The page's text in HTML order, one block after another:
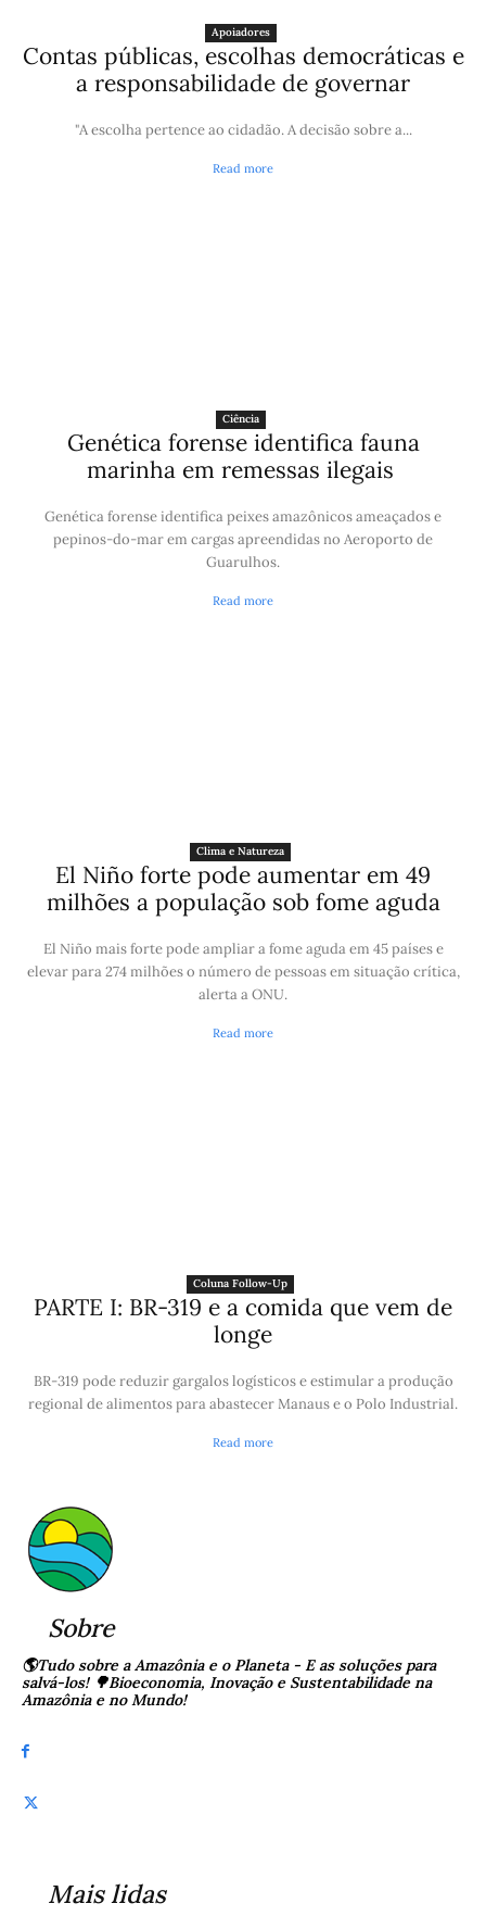
Apoiadores
Contas públicas, escolhas democráticas e
a responsabilidade de governar
"A escolha pertence ao cidadão. A decisão sobre a...
Read more
Ciência
Genética forense identifica fauna
marinha em remessas ilegais
Genética forense identifica peixes amazônicos ameaçados e
pepinos-do-mar em cargas apreendidas no Aeroporto de
Guarulhos.
Read more
Clima e Natureza
El Niño forte pode aumentar em 49
milhões a população sob fome aguda
El Niño mais forte pode ampliar a fome aguda em 45 países e
elevar para 274 milhões o número de pessoas em situação crítica,
alerta a ONU.
Read more
Coluna Follow-Up
PARTE I: BR-319 e a comida que vem de
longe
BR-319 pode reduzir gargalos logísticos e estimular a produção
regional de alimentos para abastecer Manaus e o Polo Industrial.
Read more
Sobre
🌎Tudo sobre a Amazônia e o Planeta - E as soluções para
salvá-los! 🌳Bioeconomia, Inovação e Sustentabilidade na
Amazônia e no Mundo!
Mais lidas